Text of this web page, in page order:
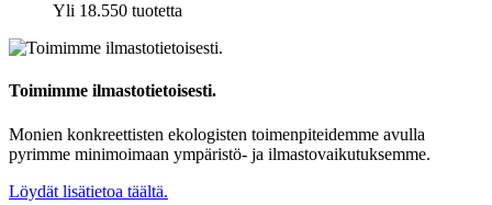
Yli 18.550 tuotetta
Toimimme ilmastotietoisesti.
Monien konkreettisten ekologisten toimenpiteidemme avulla
pyrimme minimoimaan ympäristö- ja ilmastovaikutuksemme.
Löydät lisätietoa täältä.